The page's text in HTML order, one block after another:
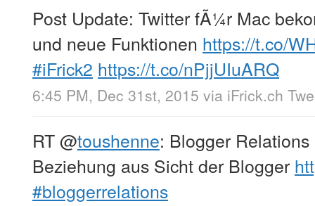
Post Update: Twitter fÃ¼r Mac
und neue Funktionen https://t.co/
#iFrick2 https://t.co/nPjjUIuARQ
6:45 PM, Dec 31st, 2015 via iFrick.ch
RT@toushenne: Blogger
Beziehung aus Sicht der Blogger
#bloggerrelations